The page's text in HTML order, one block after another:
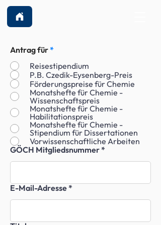
Antrag für*
Reisestipendium
P.B. Czedik-Eysenberg-Preis
Förderungspreise für Chemie
Monatshefte für Chemie -
Wissenschaftspreis
Monatshefte für Chemie -
Habilitationspreis
Monatshefte für Chemie -
Stipendium für Dissertationen
Vorwissenschaftliche Arbeiten
GÖCH Mitgliedsnummer
E-Mail-Adresse